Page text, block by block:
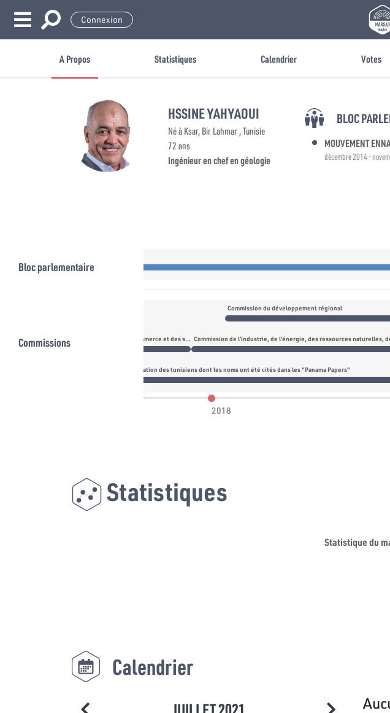
Connexion
A Propos Statistiques Calendrier Votes
HSSINE YAHYAOUI
Né à Ksar, Bir Lahmar , Tunisie
72 ans
Ingénieur en chef en géologie
BLOC
MOUVEMENT
décembre 2014 -
Bloc parlementaire
Commissions
Commission du développement régional
Commission de l’agriculture, de la sécurité alimentaire, du commerce et des services annexes
et l'évasion fiscale et le degré d'implication des tunisiens dont les noms ont été cités dans les "Panama Papers"
2018
Statistiques
Statistique du
Calendrier